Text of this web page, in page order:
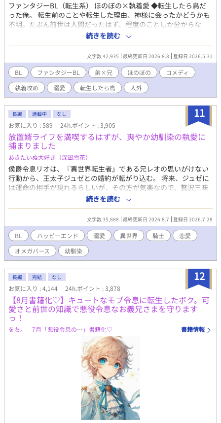
ファンタジーBL（転生系） ほのぼの×執着愛 ◆転生したら鳥だ
った俺。 転生前のことや転生した理由、神様に会ったかどうかも
不明。たぶん前世は人間だったはず、程度のことしか分からな
い。ここが地球なのか異世界なのかも分からない。でもまあ難し
いことは考えず、今は鳥として頑張ろうかな。 能天気なポンコツ
転生雛鳥（兄）と、無口で目つきの悪い末っ子雛鳥（弟）によ
る、もふもふな日々……だけじゃない……？ ◆元人間のもふもふ
雛鳥（受）×正体を隠す重めな執着弟（攻）。一見かわいい二羽
のもふもふ兄弟たちの、すれ違いコメディ＆時々シリアス物語🐣
※本編は全年齢向けBLになります。 完結後に番外編にて少しだけ
いちゃいちゃな場面（R15程度）を書く予定です。
続きを読む
文字数 42,935 最終更新日 2026.8.8 登録日 2026.5.31
BL ファンタジーBL 弟×兄 ほのぼの
コメディ
執着攻め
溺愛 転生したら鳥 人外
11
長編 連載中 なし
お気に入り : 589 24h.ポイント : 3,905
放置婿ライフを満喫するはずが、爽やか幼馴染の執愛に
捕まりました
あきたいぬ大好き（深凪雪花）
侯爵令息リオは、『異世界転生者』である兄レオの思いがけない
行動から、王太子ジュゼとの婚約が転がり込む。 将来、ジュゼに
は運命の相手が現れるらしいが、その方が気楽なので、贅沢三昧
な後宮暮らしを楽しみにしていた。 十数年後、無事にジュゼに婿
入りして子どもを授かるが、なんと幼馴染に下賜されることにな
続きを読む
文字数 35,888 最終更新日 2026.8.7 登録日 2026.7.28
BL ハッピーエンド 溺愛 異世界 騎士
恋愛
オメガバース
幼馴染
12
長編 完結 なし
お気に入り : 4,144 24h.ポイント : 3,878
【8月書籍化♡】キュートなモブ令息に転生したボク。可
愛さと前世の知識で悪役令息なお義兄さまを守ります
っ！
をち。 7月「悪役令息の…」書籍化♡ 書籍情報